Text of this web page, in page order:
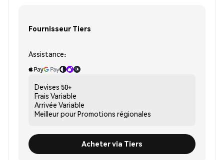
Fournisseur Tiers
Assistance:
Devises 50+
Frais Variable
Arrivée Variable
Meilleur pourPromotions régionales
Acheter via Tiers